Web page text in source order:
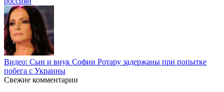
Видео: Сын и внук Софии Ротару задержаны при попытке
побега с Украины
Свежие комментарии